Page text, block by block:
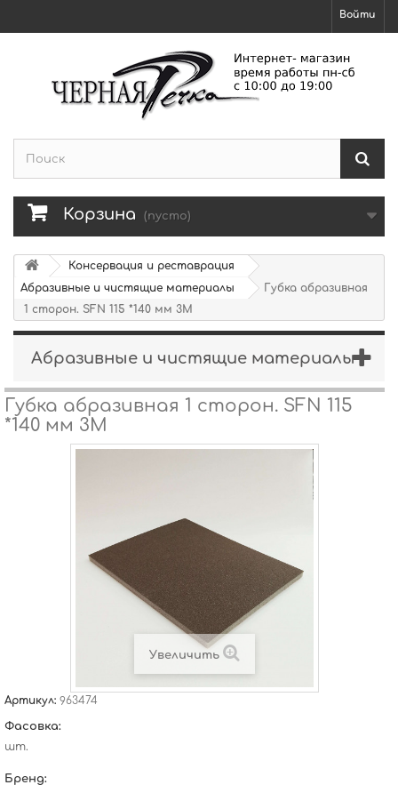
Войти
Корзина (пусто)
Консервация и реставрация
Абразивные и чистящие материалы
Губка абразивная
1 сторон. SFN 115 *140 мм 3M
Абразивные и чистящие материалы
Губка абразивная 1 сторон. SFN 115
*140 мм 3M
Увеличить
Артикул: 963474
Фасовка:
шт.
Бренд: